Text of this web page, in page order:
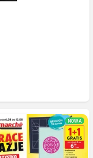
NOWA